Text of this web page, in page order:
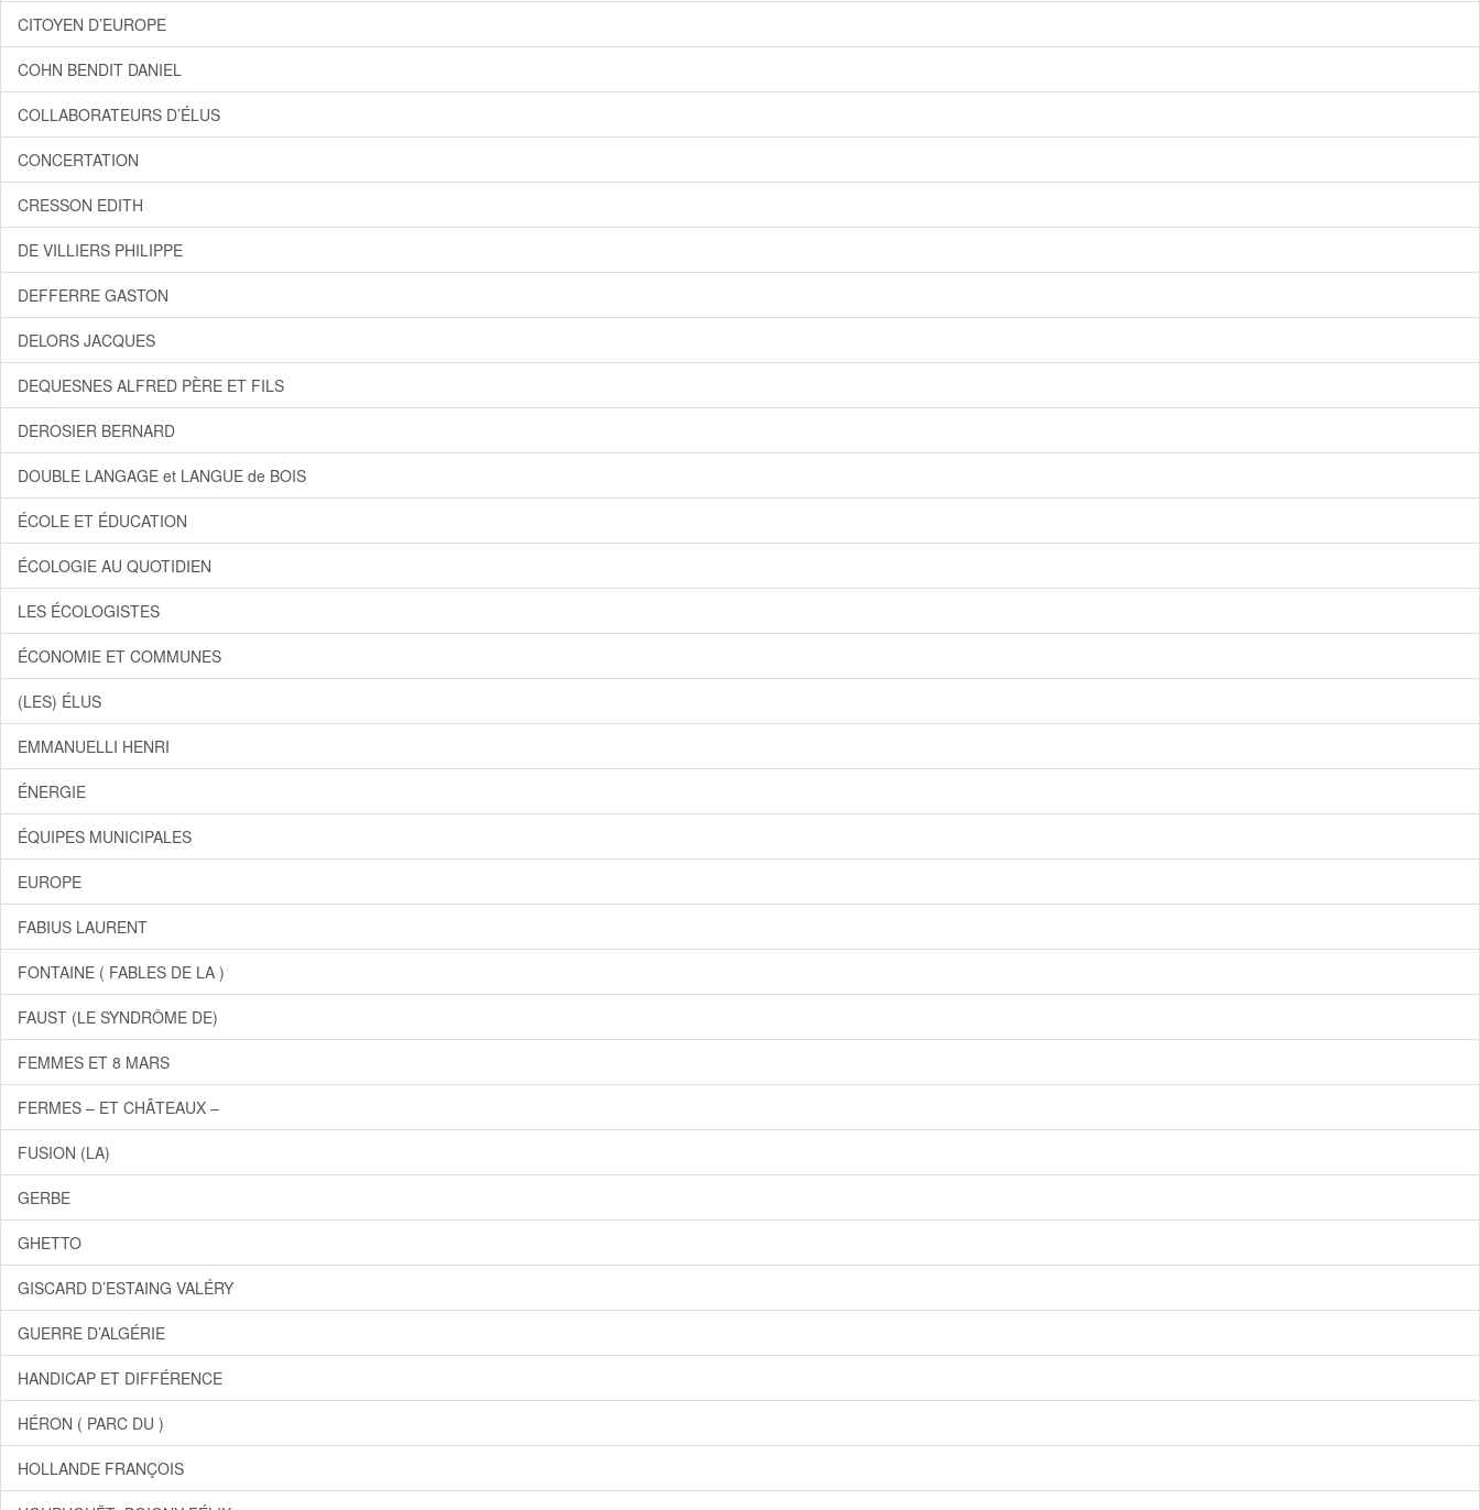
CITOYEN D’EUROPE
COHN BENDIT DANIEL
COLLABORATEURS D’ÉLUS
CONCERTATION
CRESSON EDITH
DE VILLIERS PHILIPPE
DEFFERRE GASTON
DELORS JACQUES
DEQUESNES ALFRED PÈRE ET FILS
DEROSIER BERNARD
DOUBLE LANGAGE et LANGUE de BOIS
ÉCOLE ET ÉDUCATION
ÉCOLOGIE AU QUOTIDIEN
LES ÉCOLOGISTES
ÉCONOMIE ET COMMUNES
(LES) ÉLUS
EMMANUELLI HENRI
ÉNERGIE
ÉQUIPES MUNICIPALES
EUROPE
FABIUS LAURENT
FONTAINE ( FABLES DE LA )
FAUST (LE SYNDRÔME DE)
FEMMES ET 8 MARS
FERMES – ET CHÂTEAUX –
FUSION (LA)
GERBE
GHETTO
GISCARD D’ESTAING VALÉRY
GUERRE D’ALGÉRIE
HANDICAP ET DIFFÉRENCE
HÉRON ( PARC DU )
HOLLANDE FRANÇOIS